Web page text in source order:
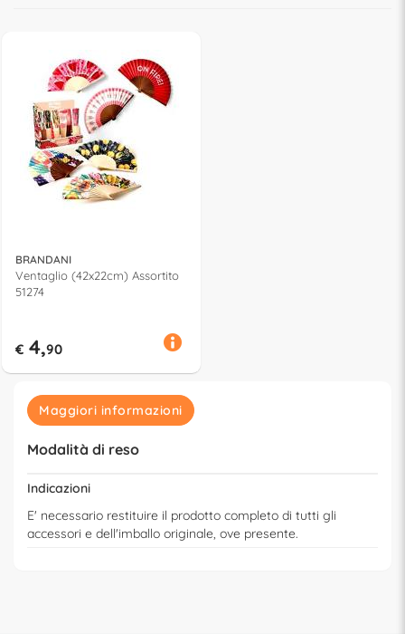
BRANDANI
Ventaglio (42x22cm) Assortito
51274
€ 4,90
Maggiori informazioni
Modalità di reso
Indicazioni
E' necessario restituire il prodotto completo di tutti gli
accessori e dell'imballo originale, ove presente.